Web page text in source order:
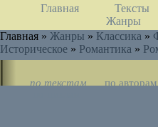
Главная Тексты
Жанры
Главная » Жанры » Классика »
Историческое » Романтика »
по текстам
по авторам